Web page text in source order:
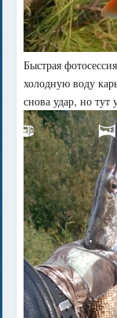
Быстрая
холодную воду
снова удар, но тут